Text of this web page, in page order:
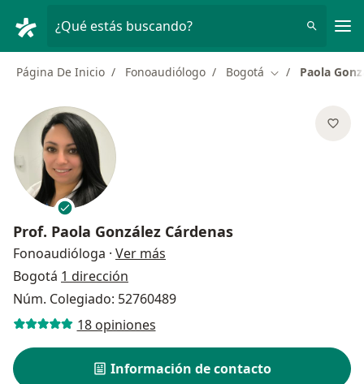
¿Qué estás buscando?
Página De Inicio Fonoaudiólogo Bogotá Cambiar de
Paola
Prof. Paola González Cárdenas
Fonoaudióloga · Ver más
Bogotá 1 dirección
Núm. Colegiado: 52760489
18 opiniones
Información de contacto